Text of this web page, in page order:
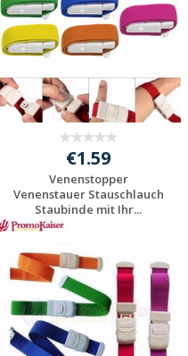
€1.59
Venenstopper
Venenstauer Stauschlauch
Staubinde mit Ihr...
Werbeartikel
anfragen